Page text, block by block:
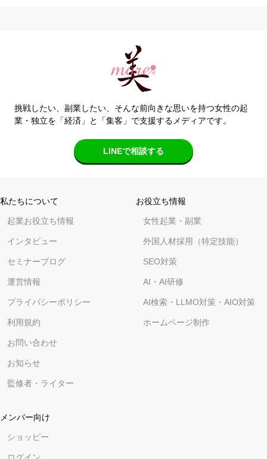
挑戦したい、副業したい、そんな前向きな思いを持つ女性の起
業・独立を「経済」と「集客」で支援するメディアです。
LINEで相談する
私たちについて
起業お役立ち情報
インタビュー
セミナーブログ
運営情報
プライバシーポリシー
利用規約
お問い合わせ
お知らせ
監修者・ライター
お役立ち情報
女性起業・副業
外国人材採用（特定技能）
SEO対策
AI・AI研修
AI検索・LLMO対策・AIO対策
ホームページ制作
メンバー向け
ショッピー
ログイン